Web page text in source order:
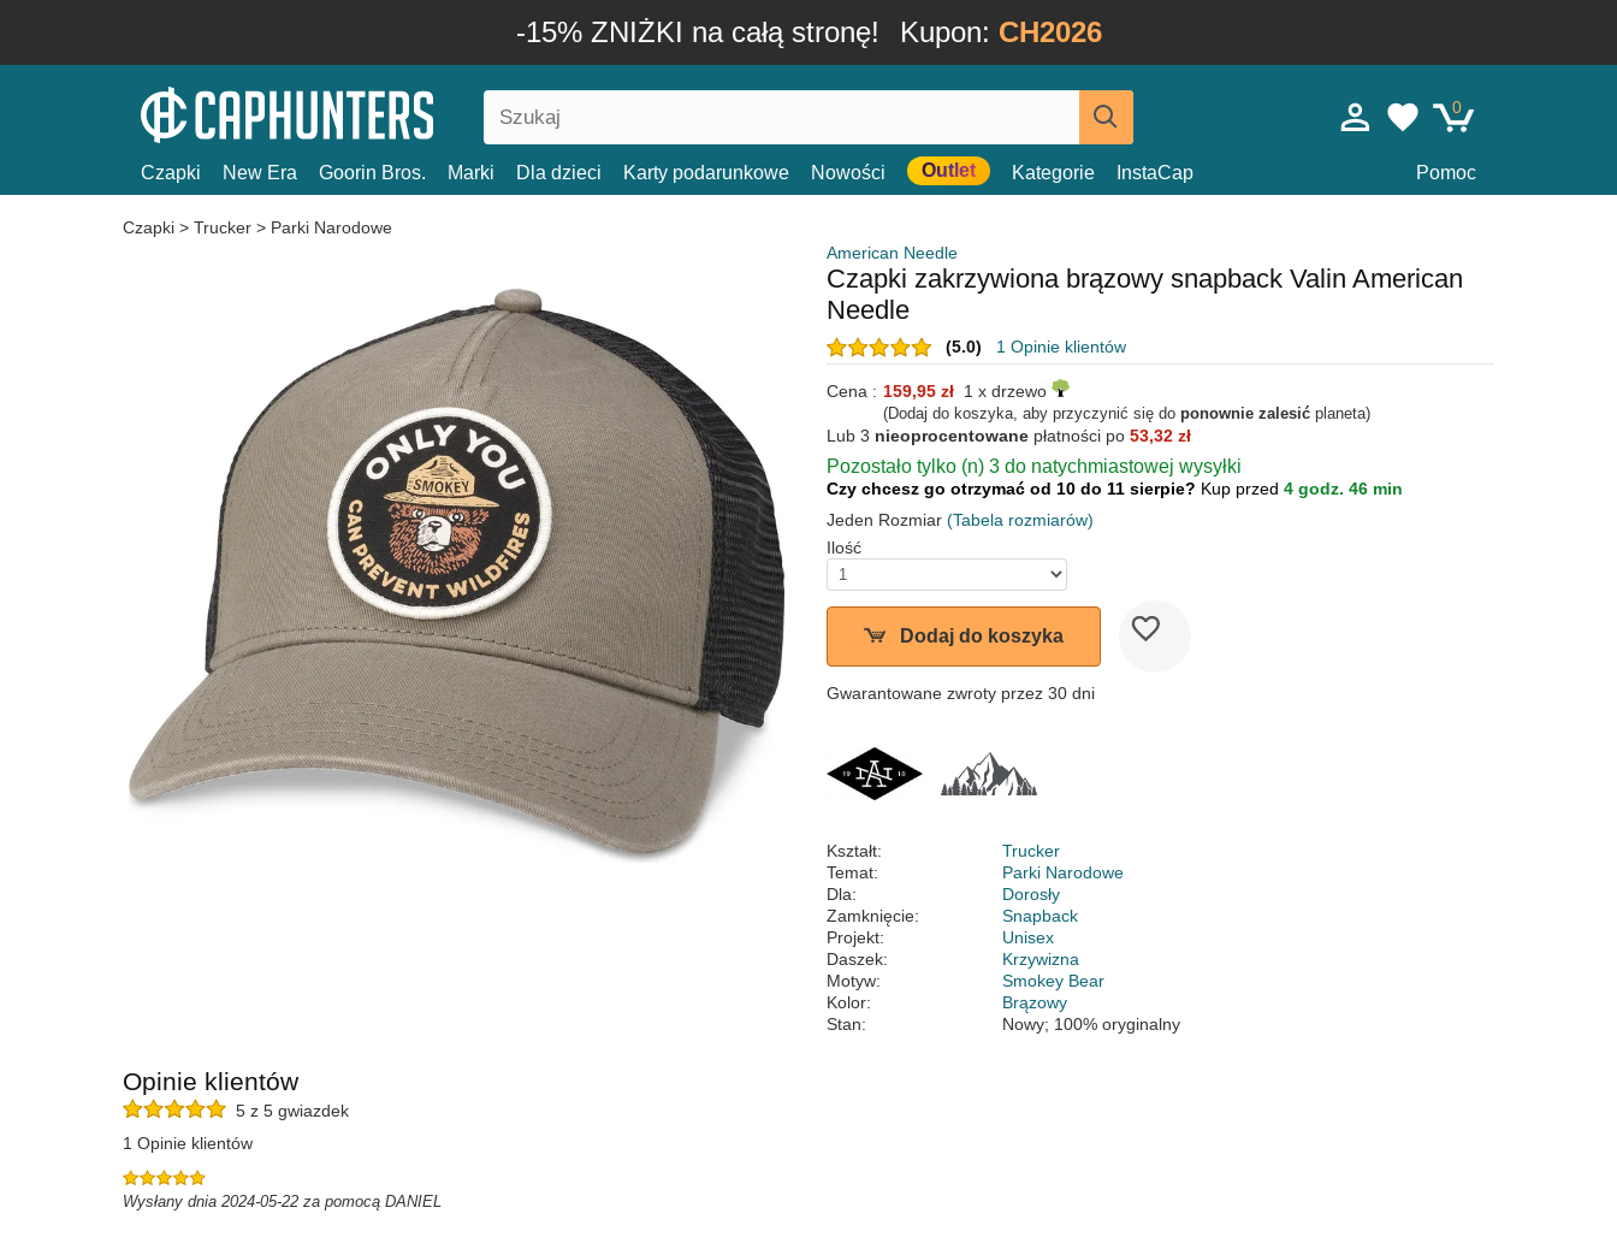
-15% ZNIŻKI na całą stronę! Kupon: CH2026
0
Czapki New Era Goorin Bros. Marki Dla dzieci Karty podarunkowe Nowości Outlet Kategorie InstaCap Pomoc
Czapki > Trucker > Parki Narodowe
American Needle
Czapki zakrzywiona brązowy snapback Valin American
Needle
(5.0) 1 Opinie klientów
Cena : 159,95 zł 1 x drzewo
(Dodaj do koszyka, aby przyczynić się do ponownie zalesić planeta)
Lub 3 nieoprocentowane płatności po 53,32 zł
Pozostało tylko (n) 3 do natychmiastowej wysyłki
Czy chcesz go otrzymać od 10 do 11 sierpie? Kup przed 4 godz. 46 min
Jeden Rozmiar (Tabela rozmiarów)
Ilość
Dodaj do koszyka
Gwarantowane zwroty przez 30 dni
Kształt:
Trucker
Temat:
Parki Narodowe
Dla:
Dorosły
Zamknięcie:
Snapback
Projekt:
Unisex
Daszek:
Krzywizna
Motyw:
Smokey Bear
Kolor:
Brązowy
Stan:
Nowy; 100% oryginalny
Opinie klientów
5 z 5 gwiazdek
1 Opinie klientów
Wysłany dnia 2024-05-22 za pomocą DANIEL